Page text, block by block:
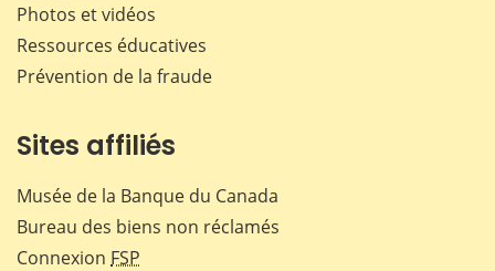
Photos et vidéos
Ressources éducatives
Prévention de la fraude
Sites affiliés
Musée de la Banque du Canada
Bureau des biens non réclamés
Connexion FSP